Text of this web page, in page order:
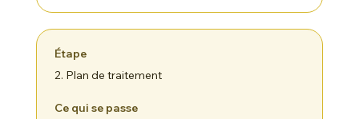
2. Plan de traitement